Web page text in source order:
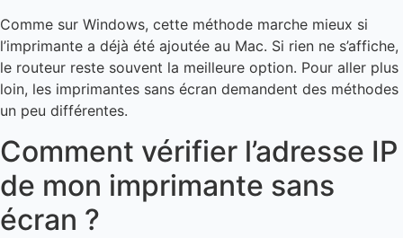
Comme sur Windows, cette méthode marche mieux si
l’imprimante a déjà été ajoutée au Mac. Si rien ne s’affiche,
le routeur reste souvent la meilleure option. Pour aller plus
loin, les imprimantes sans écran demandent des méthodes
un peu différentes.
Comment vérifier l’adresse IP
de mon imprimante sans
écran ?